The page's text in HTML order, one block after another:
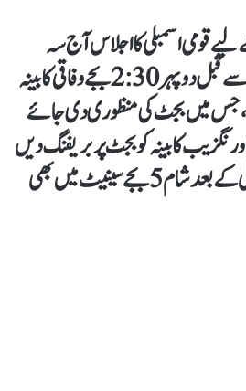
لیےقومی اسمبلی کا اجلاس آج سہ
سے قبل
دوپہر 2:30 بجے وفاقی کابینہ
جس میں بجٹ کی منظوری دی جائے
اورنگزیبکابینہ کو بجٹ پر بریفنگ دیں
قومی اسمبلی کے بعد شام 5 بجے سینیٹ میں بھی